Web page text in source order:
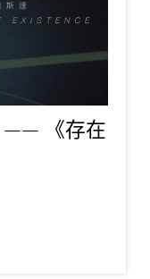
—— 《存在